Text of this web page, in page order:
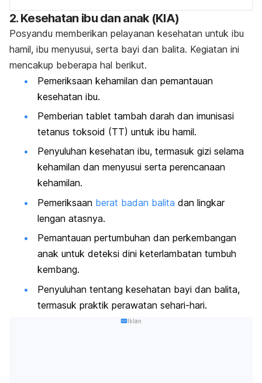
2. Kesehatan ibu dan anak (KIA)
Posyandu memberikan pelayanan kesehatan untuk ibu
hamil, ibu menyusui, serta bayi dan balita. Kegiatan ini
mencakup beberapa hal berikut.
Pemeriksaan kehamilan dan pemantauan
kesehatan ibu.
Pemberian tablet tambah darah dan imunisasi
tetanus toksoid (TT) untuk ibu hamil.
Penyuluhan kesehatan ibu, termasuk gizi selama
kehamilan dan menyusui serta perencanaan
kehamilan.
Pemeriksaan berat badan balita dan lingkar
lengan atasnya.
Pemantauan pertumbuhan dan perkembangan
anak untuk deteksi dini keterlambatan tumbuh
kembang.
Penyuluhan tentang kesehatan bayi dan balita,
termasuk praktik perawatan sehari-hari.
Iklan